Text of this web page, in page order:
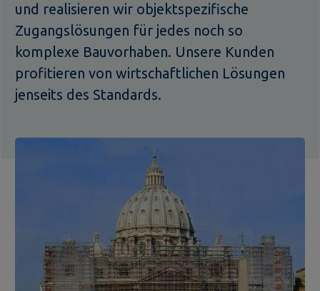
und realisieren wir objektspezifische
Zugangslösungen für jedes noch so
komplexe Bauvorhaben. Unsere Kunden
profitieren von wirtschaftlichen Lösungen
jenseits des Standards.